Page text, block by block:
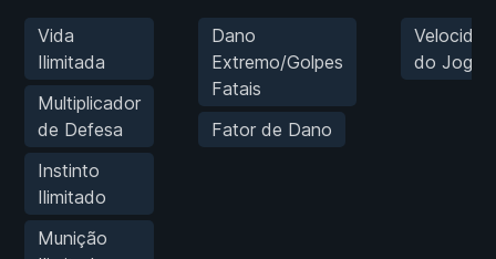
Vida
Ilimitada
Multiplicador
de Defesa
Instinto
Ilimitado
Munição
Dano
Extremo/Golpes
Fatais
Fator de Dano
do Jogo